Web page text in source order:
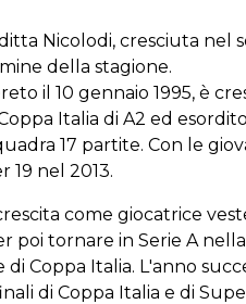
Nicolodi, cresciuta nel
della stagione.
il 10 gennaio 1995, è
Italia di A2 ed
17 partite. Con le
nel 2013.
come giocatrice
poi tornare in Serie A
Coppa Italia. L'anno
di Coppa Italia e di